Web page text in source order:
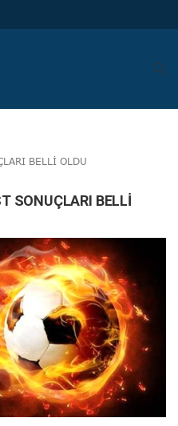
BELLİ OLDU
SONUÇLARI BELLİ